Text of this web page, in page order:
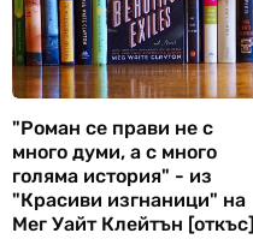
"Роман се прави не с
много думи, а с много
голяма история" - из
"Красиви изгнаници" на
Мег Уайт Клейтън [откъс]